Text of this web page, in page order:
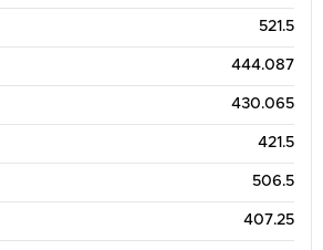
521.5
444.087
430.065
421.5
506.5
407.25